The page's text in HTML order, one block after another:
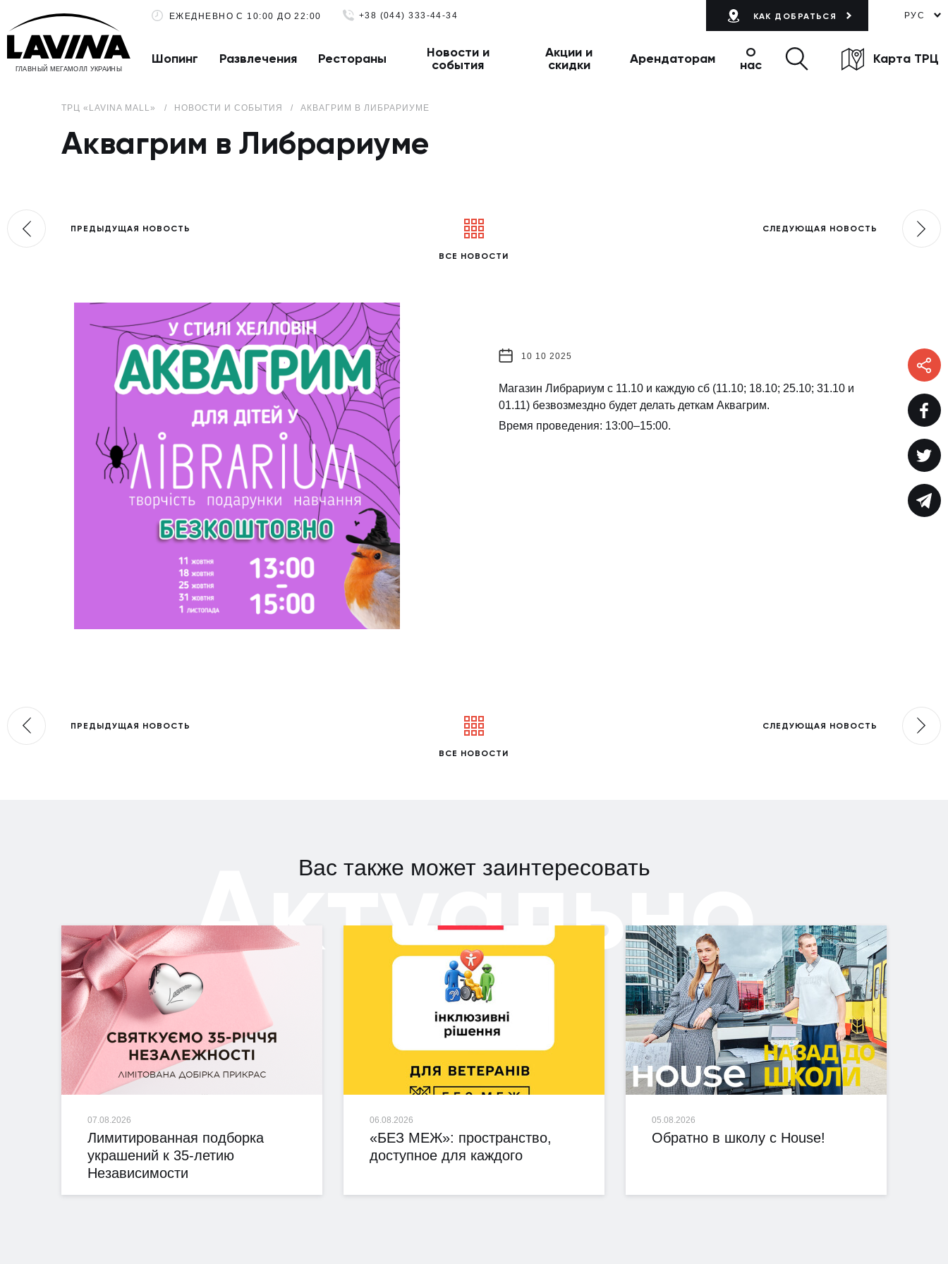
ГЛАВНЫЙ МЕГАМОЛЛ УКРАИНЫ
ЕЖЕДНЕВНО С 10:00 ДО 22:00 +38 (044) 333-44-34 КАК ДОБРАТЬСЯ РУС
Шопинг Развлечения Рестораны
Новости и
события
Акции и
скидки
Арендаторам
О
нас
Карта ТРЦ
ТРЦ «LAVINA MALL» НОВОСТИ И СОБЫТИЯ АКВАГРИМ В ЛИБРАРИУМЕ
Аквагрим в Либрариуме
ПРЕДЫДУЩАЯ НОВОСТЬ
ВСЕ НОВОСТИ
СЛЕДУЮЩАЯ НОВОСТЬ
10 10 2025
Магазин Либрариум с 11.10 и каждую сб (11.10; 18.10; 25.10; 31.10 и
01.11) безвозмездно будет делать деткам Аквагрим.
Время проведения: 13:00–15:00.
ПРЕДЫДУЩАЯ НОВОСТЬ
ВСЕ НОВОСТИ
СЛЕДУЮЩАЯ НОВОСТЬ
Вас также может заинтересовать
Актуально
07.08.2026
Лимитированная подборка
украшений к 35-летию
Независимости
06.08.2026
«БЕЗ МЕЖ»: пространство,
доступное для каждого
05.08.2026
Обратно в школу с House!